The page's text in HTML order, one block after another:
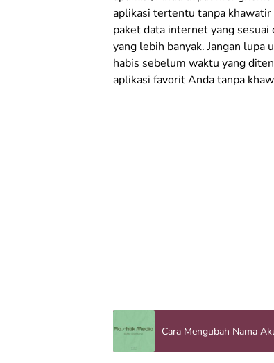
aplikasi tertentu tanpa
paket data internet yang
yang lebih banyak. Jangan
habis sebelum waktu yang
aplikasi favorit Anda tanpa
Cara Mengubah Nama